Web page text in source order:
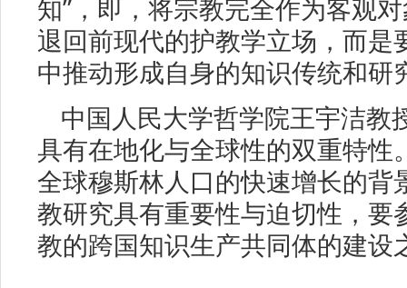
知”，即，将宗教完全作为客观
退回前现代的护教学立场，而是
中推动形成自身的知识传统和研
中国人民大学哲学院王宇洁教
具有在地化与全球性的双重特性
全球穆斯林人口的快速增长的背
教研究具有重要性与迫切性，要
教的跨国知识生产共同体的建设